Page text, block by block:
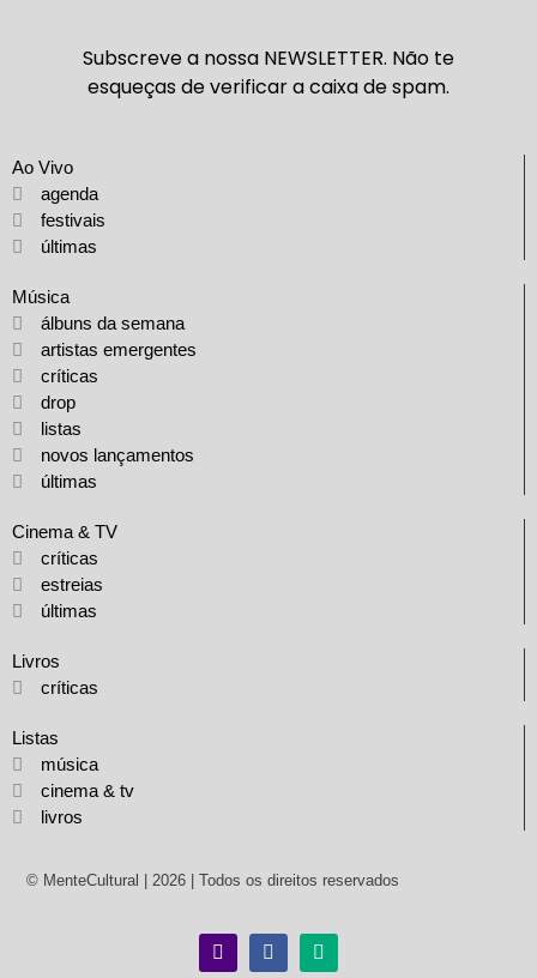
Subscreve a nossa NEWSLETTER. Não te
esqueças de verificar a caixa de spam.
Ao Vivo
agenda
festivais
últimas
Música
álbuns da semana
artistas emergentes
críticas
drop
listas
novos lançamentos
últimas
Cinema & TV
críticas
estreias
últimas
Livros
críticas
Listas
música
cinema & tv
livros
© MenteCultural | 2026 | Todos os direitos reservados